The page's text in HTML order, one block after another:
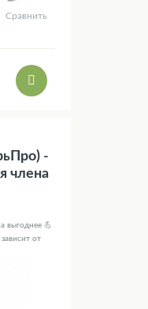
Сравнить
-
члена
выгоднее 💪
от